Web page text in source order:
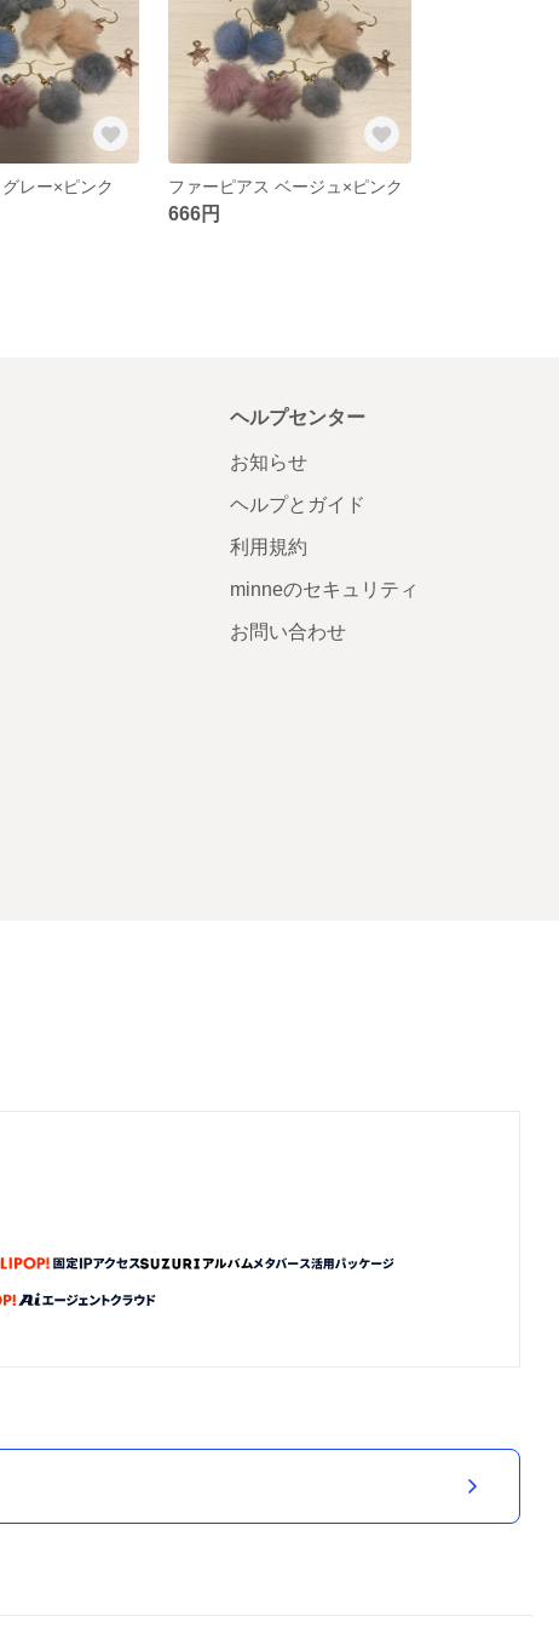
レー×ピンク ファーピアス ベージュ×ピンク
666円
ヘルプセンター
お知らせ
ヘルプとガイド
利用規約
minneのセキュリティ
お問い合わせ